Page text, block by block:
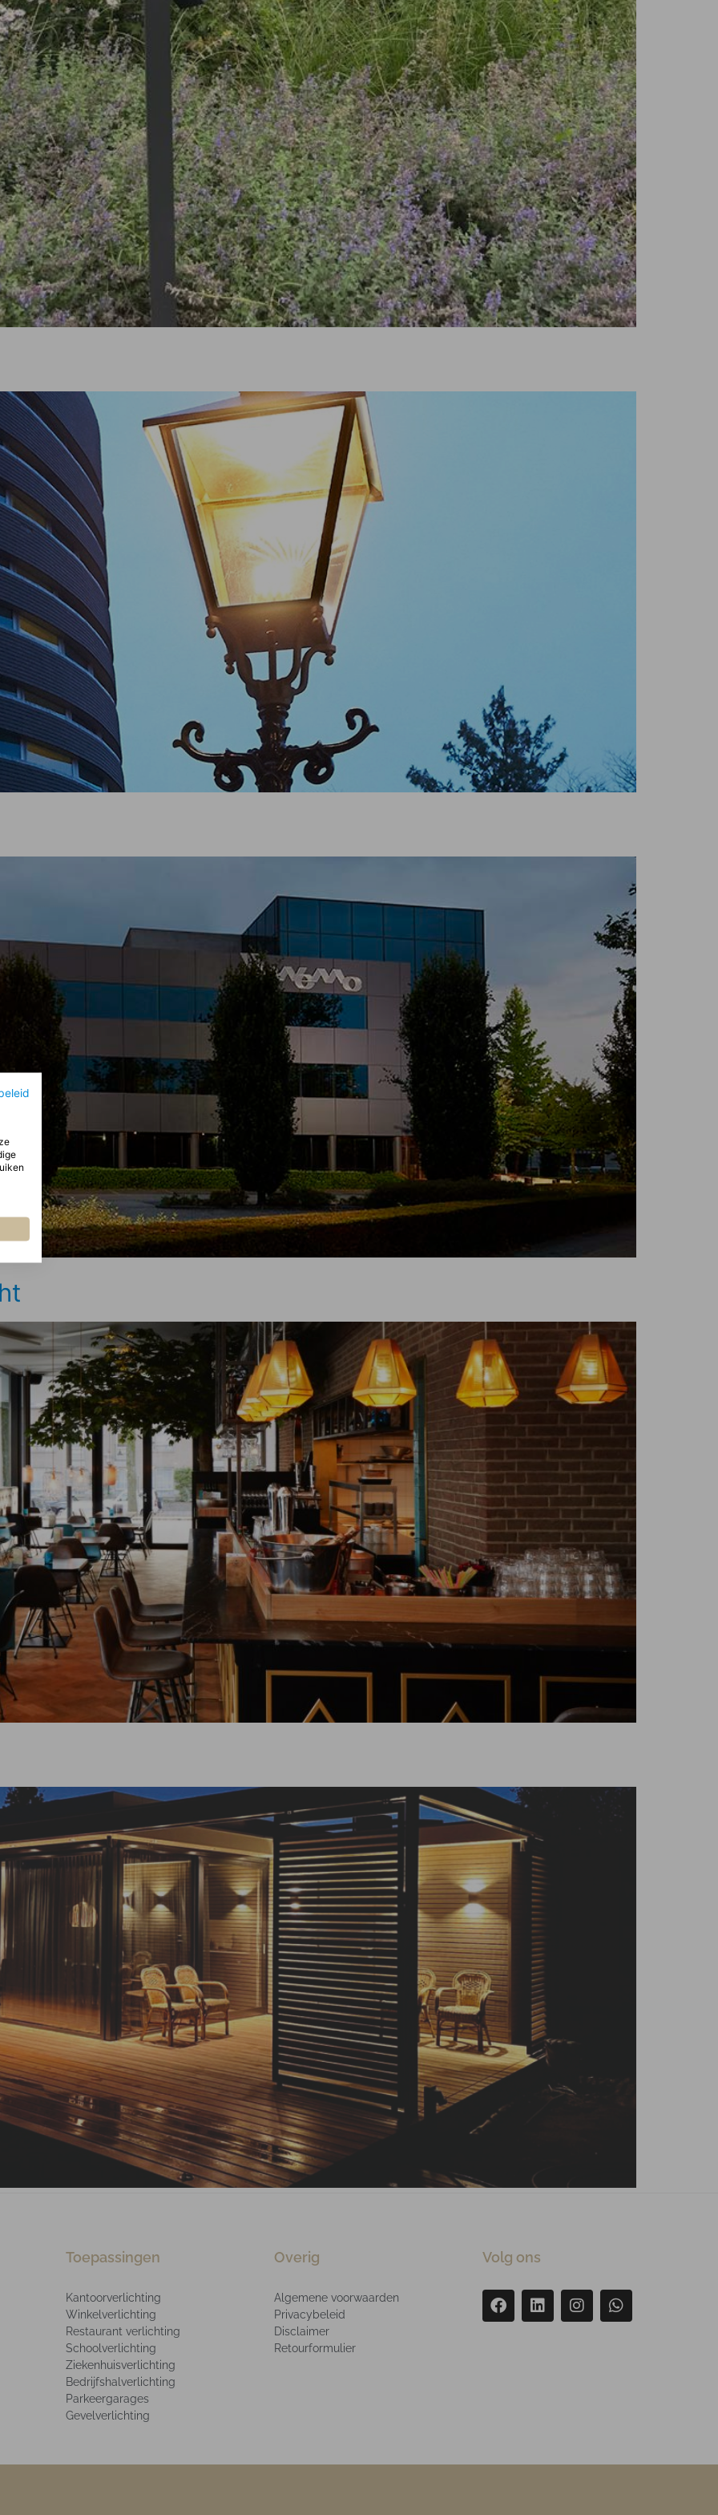
Toepassingen
Kantoorverlichting
Winkelverlichting
Restaurant verlichting
Schoolverlichting
Ziekenhuisverlichting
Bedrijfshalverlichting
Parkeergarages
Gevelverlichting
Overig
Algemene voorwaarden
Privacybeleid
Disclaimer
Retourformulier
Volg ons